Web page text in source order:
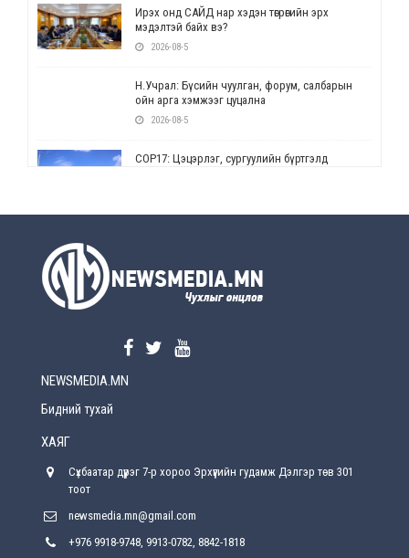
Ирэх онд САЙД нар хэдэн төгрөгийн эрх
мэдэлтэй байх вэ?
2026-08-5
Н.Учрал: Бүсийн чуулган, форум, салбарын
ойн арга хэмжээг цуцална
2026-08-5
СОР17: Цэцэрлэг, сургуулийн бүртгэлд
2026-08-5
2026-08-5
хүрсэн өгөөжөөрөө ажлаа үнэлж, хэрэгжилтээ
Улсын онцгой комисс өвөлжилтийн бэлтгэл,
NEWSMEDIA.MN
Бидний тухай
ХАЯГ
Сүхбаатар дүүрэг 7-р хороо Эрхүүгийн гудамж Дэлгэр төв 301
тоот
newsmedia.mn@gmail.com
+976 9918-9748, 9913-0782, 8842-1818